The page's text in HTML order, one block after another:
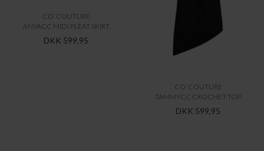
CO`COUTURE
ANYACC MIDI PLEAT SKIRT
DKK 599,95
CO`COUTURE
ZELLICC PADDED PLEAT TOP
DKK 499,95